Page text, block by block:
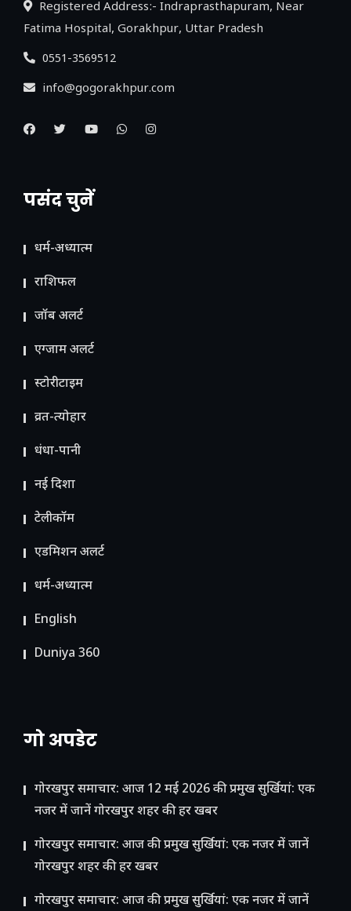
Registered Address:- Indraprasthapuram, Near
Fatima Hospital, Gorakhpur, Uttar Pradesh
0551-3569512
info@gogorakhpur.com
पसंद चुनें
धर्म-अध्यात्म
राशिफल
जॉब अलर्ट
एग्जाम अलर्ट
स्टोरीटाइम
व्रत-त्योहार
धंधा-पानी
नई दिशा
टेलीकॉम
ए​डमिशन अलर्ट
धर्म-अध्यात्म
English
Duniya 360
गो अपडेट
गोरखपुर समाचार: आज 12 मई 2026 की प्रमुख सुर्खियां: एक
नजर में जानें गोरखपुर शहर की हर खबर
गोरखपुर समाचार: आज की प्रमुख सुर्खियां: एक नजर में जानें
गोरखपुर शहर की हर खबर
गोरखपुर समाचार: आज की प्रमुख सुर्खियां: एक नजर में जानें